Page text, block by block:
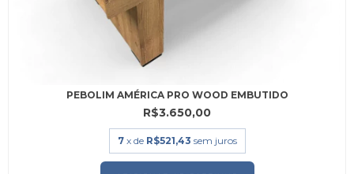
PEBOLIM AMÉRICA PRO WOOD EMBUTIDO
R$3.650,00
7 x de R$521,43 sem juros